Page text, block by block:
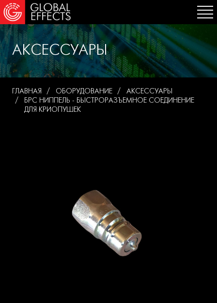
АКСЕССУАРЫ
ГЛАВНАЯ ОБОРУДОВАНИЕ
АКСЕССУАРЫ
БРС НИППЕЛЬ - БЫСТРОРАЗЪЕМНОЕ СОЕДИНЕНИЕ
ДЛЯ КРИОПУШЕК